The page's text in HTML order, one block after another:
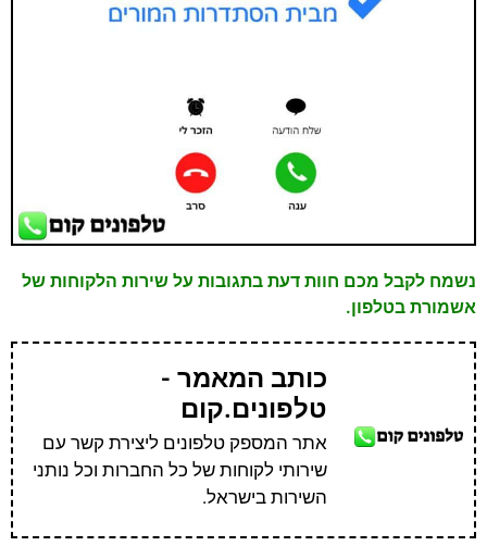
נשמח לקבל מכם חוות דעת בתגובות על שירות הלקוחות של
אשמורת בטלפון.
כותב המאמר -
טלפונים.קום
אתר המספק טלפונים ליצירת קשר עם
שירותי לקוחות של כל החברות וכל נותני
השירות בישראל.